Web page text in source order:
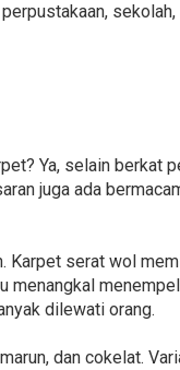
Ya, selain berkat
juga ada
Karpet serat wol
menangkal
dilewati orang.
dan cokelat.